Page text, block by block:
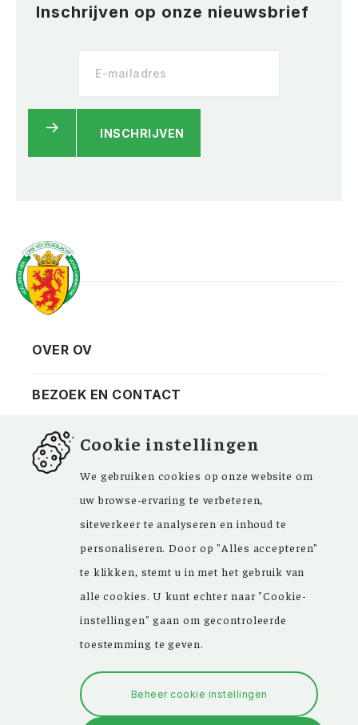
Inschrijven op onze nieuwsbrief
INSCHRIJVEN
Vereniging
Privacy
ANBI
Contact
Bezoekadres
Vraag en antwoord
OVER OV
BEZOEK EN CONTACT
NIEUWSBRIEF
FACEBOOK
Kom ‘Ons Voorgeslacht’ versterken. Sinds de
oprichting in 1946 zijn de inspirerende
artikelen in ons maandblad en meer dan
15.000 bestanden in onze databank een
Cookie instellingen
We gebruiken cookies op onze website om
uw browse-ervaring te verbeteren,
siteverkeer te analyseren en inhoud te
personaliseren. Door op "Alles accepteren"
te klikken, stemt u in met het gebruik van
alle cookies. U kunt echter naar "Cookie-
instellingen" gaan om gecontroleerde
toestemming te geven.
Beheer cookie instellingen